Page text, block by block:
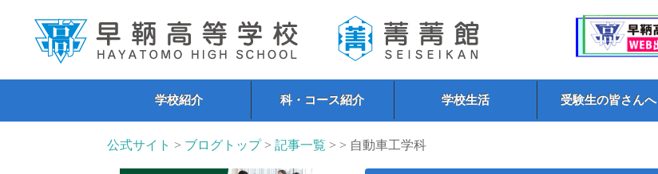
学校紹介 科・コース紹介 学校生活 受験生の皆さんへ
公式サイト > ブログトップ>記事一覧 > > 自動車工学科